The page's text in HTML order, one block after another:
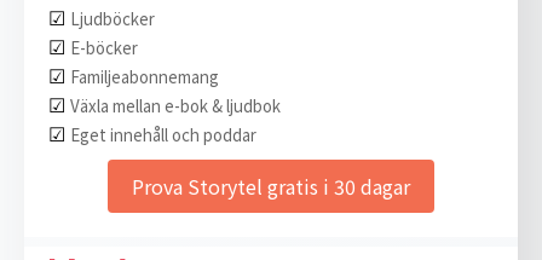
☑︎ Ljudböcker
☑︎ E-böcker
☑︎ Familjeabonnemang
☑︎ Växla mellan e-bok & ljudbok
☑︎ Eget innehåll och poddar
Prova Storytel gratis i 30 dagar